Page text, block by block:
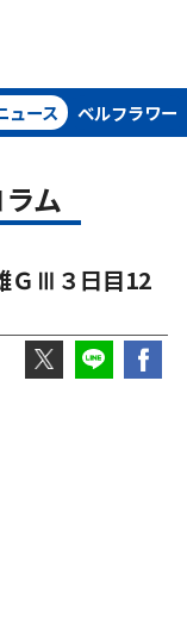
ュース ベルフラワー
ム
ＧⅢ３日目12